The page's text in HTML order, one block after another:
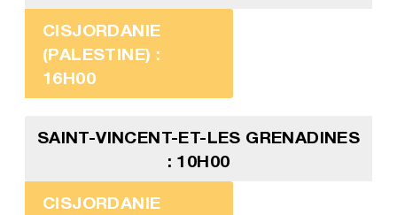
CISJORDANIE
(PALESTINE) :
16H00
SAINT-VINCENT-ET-LES GRENADINES
: 10H00
CISJORDANIE